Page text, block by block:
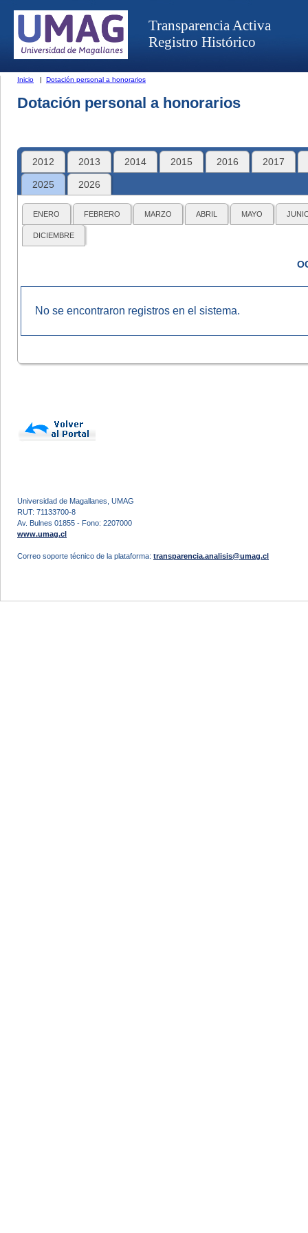
Transparencia Activa
Registro Histórico
Inicio | Dotación personal a honorarios
Dotación personal a honorarios
2012 2013 2014 2015 2016 2017
2025 2026
ENERO FEBRERO MARZO ABRIL MAYO
DICIEMBRE
No se encontraron registros en el sistema.
Universidad de Magallanes, UMAG
RUT: 71133700-8
Av. Bulnes 01855 - Fono: 2207000
www.umag.cl
Correo soporte técnico de la plataforma: transparencia.analisis@umag.cl